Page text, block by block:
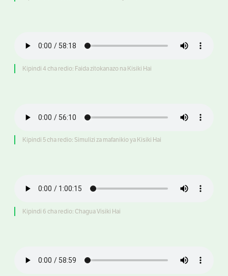
Kipindi 4 cha redio: Faida zitokanazo na Kisiki Hai
Kipindi 5 cha redio: Simulizi za mafanikio ya Kisiki Hai
Kipindi 6 cha redio: Chagua Visiki Hai